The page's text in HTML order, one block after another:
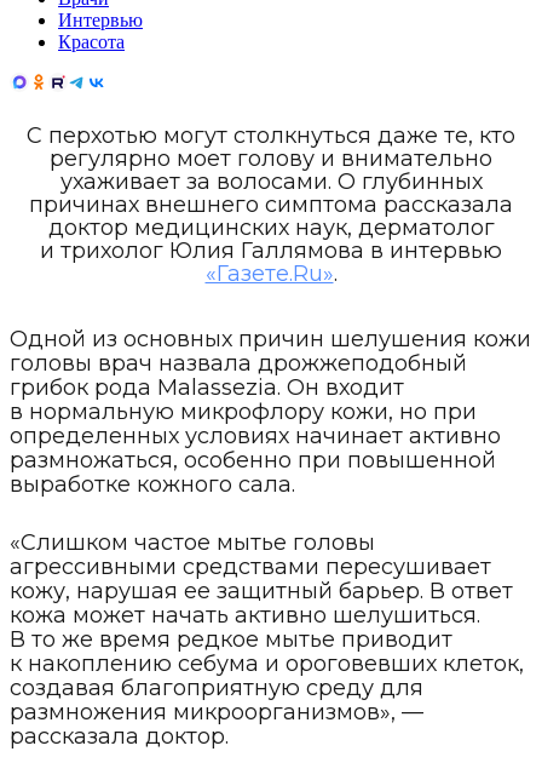
Интервью
Красота
С перхотью могут столкнуться даже те, кто
регулярно моет голову и внимательно
ухаживает за волосами. О глубинных
причинах внешнего симптома рассказала
доктор медицинских наук, дерматолог
и трихолог Юлия Галлямова в интервью
«Газете.Ru».
Одной из основных причин шелушения кожи
головы врач назвала дрожжеподобный
грибок рода Malassezia. Он входит
в нормальную микрофлору кожи, но при
определенных условиях начинает активно
размножаться, особенно при повышенной
выработке кожного сала.
«Слишком частое мытье головы
агрессивными средствами пересушивает
кожу, нарушая ее защитный барьер. В ответ
кожа может начать активно шелушиться.
В то же время редкое мытье приводит
к накоплению себума и ороговевших клеток,
создавая благоприятную среду для
размножения микроорганизмов», —
рассказала доктор.